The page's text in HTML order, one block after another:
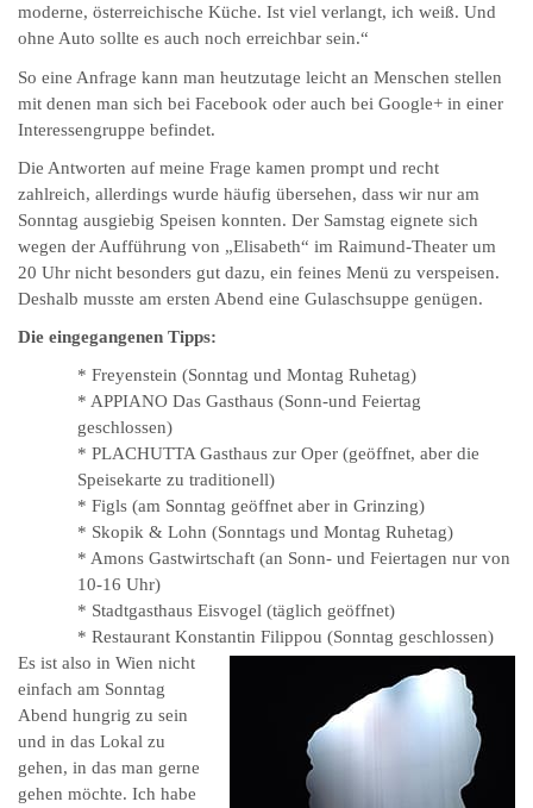
moderne, österreichische Küche. Ist viel verlangt, ich weiß. Und
ohne Auto sollte es auch noch erreichbar sein.“
So eine Anfrage kann man heutzutage leicht an Menschen stellen
mit denen man sich bei Facebook oder auch bei Google+ in einer
Interessengruppe befindet.
Die Antworten auf meine Frage kamen prompt und recht
zahlreich, allerdings wurde häufig übersehen, dass wir nur am
Sonntag ausgiebig Speisen konnten. Der Samstag eignete sich
wegen der Aufführung von „Elisabeth“ im Raimund-Theater um
20 Uhr nicht besonders gut dazu, ein feines Menü zu verspeisen.
Deshalb musste am ersten Abend eine Gulaschsuppe genügen.
Die eingegangenen Tipps:
* Freyenstein (Sonntag und Montag Ruhetag)
* APPIANO Das Gasthaus (Sonn-und Feiertag
geschlossen)
* PLACHUTTA Gasthaus zur Oper (geöffnet, aber die
Speisekarte zu traditionell)
* Figls (am Sonntag geöffnet aber in Grinzing)
* Skopik & Lohn (Sonntags und Montag Ruhetag)
* Amons Gastwirtschaft (an Sonn- und Feiertagen nur von
10-16 Uhr)
* Stadtgasthaus Eisvogel (täglich geöffnet)
* Restaurant Konstantin Filippou (Sonntag geschlossen)
Es ist also in Wien nicht
einfach am Sonntag
Abend hungrig zu sein
und in das Lokal zu
gehen, in das man gerne
gehen möchte. Ich habe